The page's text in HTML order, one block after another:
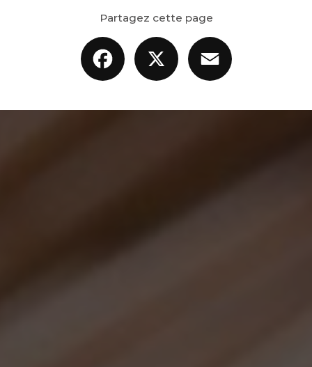
Partagez cette page
Facebook